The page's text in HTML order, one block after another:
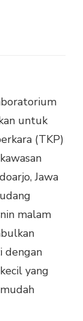
untuk
(TKP)
Jawa
malam
dengan
yang